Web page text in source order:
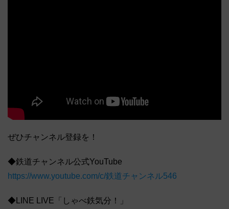
ぜひチャンネル登録を！
◆鉄道チャンネル公式YouTube
https://www.youtube.com/c/鉄道チャンネル546
◆LINE LIVE「しゃべ鉄気分！」